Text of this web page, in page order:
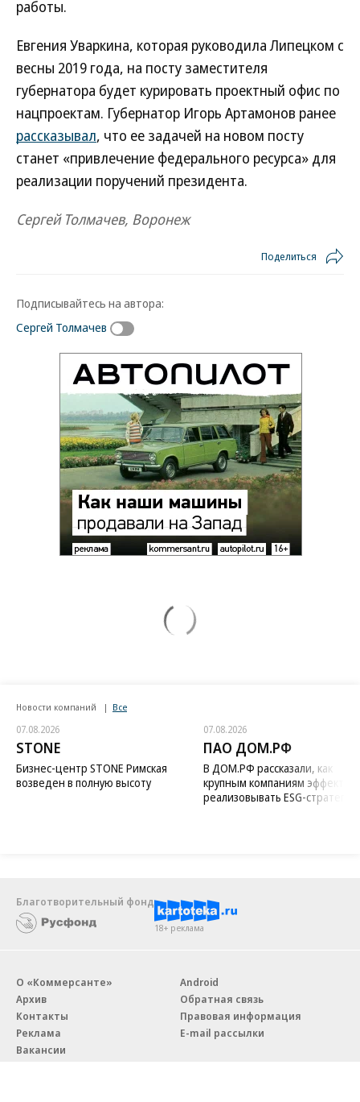
работы.
Евгения Уваркина, которая руководила Липецком с
весны 2019 года, на посту заместителя
губернатора будет курировать проектный офис по
нацпроектам. Губернатор Игорь Артамонов ранее
рассказывал, что ее задачей на новом посту
станет «привлечение федерального ресурса» для
реализации поручений президента.
Сергей Толмачев, Воронеж
Поделиться
Подписывайтесь на автора:
Сергей Толмачев
Новости компаний Все
07.08.2026
STONE
Бизнес-центр STONE Римская
возведен в полную высоту
07.08.2026
ПАО ДОМ.РФ
В ДОМ.РФ рассказали, как
крупным компаниям
реализовывать ESG-стратегию
Благотворительный фонд
18+ реклама
О «Коммерсанте»
Архив
Контакты
Реклама
Вакансии
Android
Обратная связь
Правовая информация
E-mail рассылки